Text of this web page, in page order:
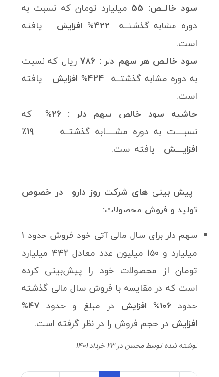
سود خالــص: 55
میلیارد تومان که نسبت به
دوره مشابه گذشتــه 422% افزایش
یافته
است.
سود خالـص هر سهم دلر : 786
ریال که نسبت
به دوره مشابه گذشتــه 424% افزایش
یافته
است.
حاشیه سود خالص سهم دلر : 26%
که
نسبــــت به دوره مشـــــابه گذشتــه
19٪
افزایــــش یافته است.
پیش بینی های شرکت روز دارو در خصوص
تولید و فروش محصولات:
سهم دلر برای سال مالی آتی خود فروش حدود 1
میلیارد و 150 میلیون عدد معادل 442 میلیارد
تومان از محصولات خود را پیش‌بینی کرده
است که در مقایسه با فروش سال مالی گذشته
حدود 106% افزایش در مبلغ و حدود
47%
افزایش در حجم فروش را در نظر گرفته است.
نوشته شده توسط محسن در 23 خرداد 1401